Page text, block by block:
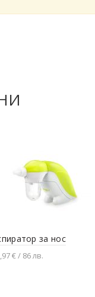
за нос
€ / 86 лв.